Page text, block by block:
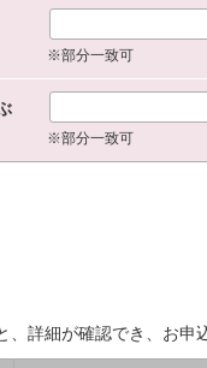
※部分一致可
※部分一致可
詳細が確認でき、お申